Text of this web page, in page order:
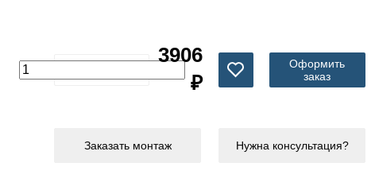
3906
₽
Оформить
заказ
Заказать монтаж Нужна консультация?